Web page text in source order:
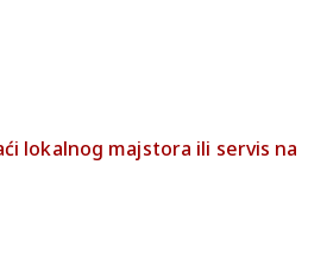
lokalnog majstora ili servis na